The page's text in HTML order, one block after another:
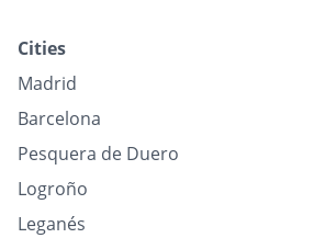
Cities
Madrid
Barcelona
Pesquera de Duero
Logroño
Leganés